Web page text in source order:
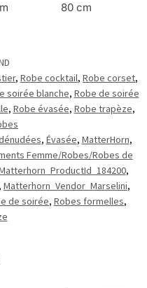
80 cm
, Robe cocktail, Robe corset,
soirée blanche, Robe de soirée
, Robe évasée, Robe trapèze,
, Évasée, MatterHorn,
Femme/Robes/Robes de
,
, Matterhorn_Vendor_Marselini,
de soirée, Robes formelles,